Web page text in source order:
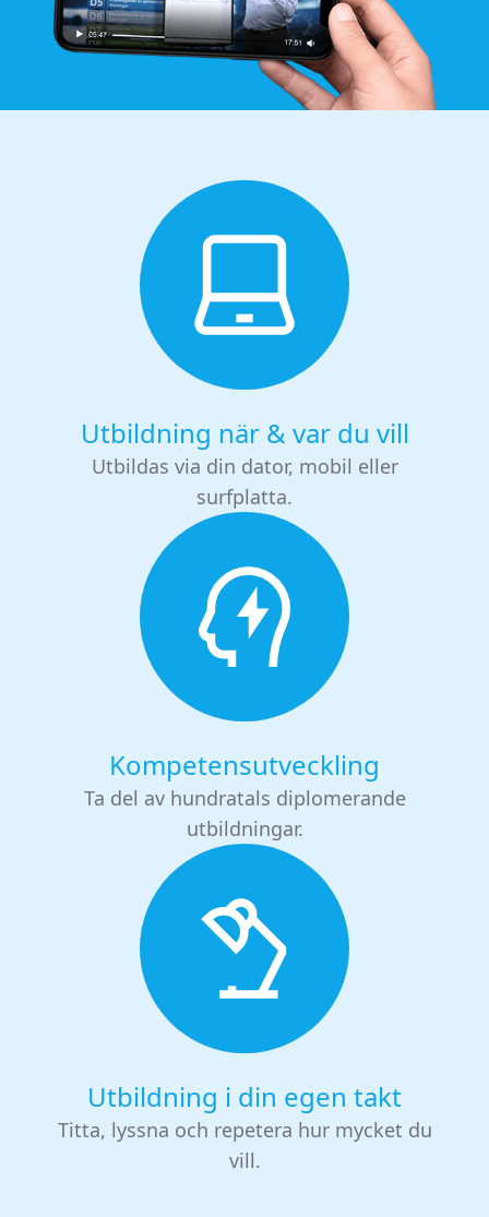
Utbildning när & var du vill
Utbildas via din dator, mobil eller
surfplatta.
Kompetensutveckling
Ta del av hundratals diplomerande
utbildningar.
Utbildning i din egen takt
Titta, lyssna och repetera hur mycket du
vill.